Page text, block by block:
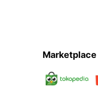
Marketplace